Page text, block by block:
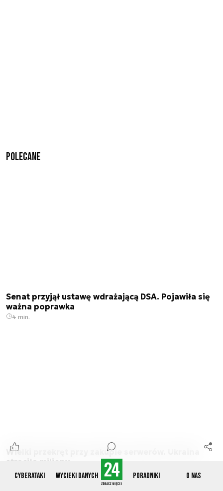
Cyberataki Wycieki danych Poradniki O nas
Polecane
Senat przyjął ustawę wdrażającą DSA. Pojawiła się
ważna poprawka
4 min.
Wielki przekręt przy zakupie serwerów. Ukraina
straciła miliony
1 min.